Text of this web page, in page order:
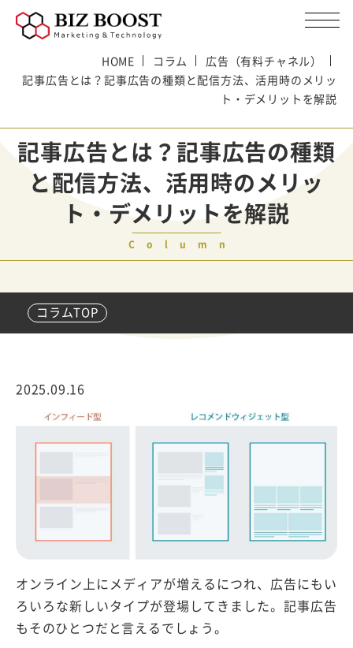
HOME コラム
広告（有料チャネル）
記事広告とは？記事広告の種類と配信方法、活用時のメリッ
ト・デメリットを解説
記事広告とは？記事広告の種類
と配信方法、活用時のメリッ
ト・デメリットを解説
Column
コラムTOP
2025.09.16
オンライン上にメディアが増えるにつれ、広告にもい
ろいろな新しいタイプが登場してきました。記事広告
もそのひとつだと言えるでしょう。